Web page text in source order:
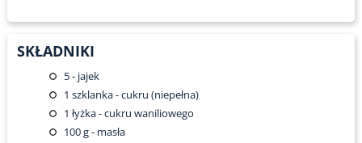
SKŁADNIKI
5- jajek
1 szklanka - cukru (niepełna)
1 łyżka - cukru waniliowego
100g - masła